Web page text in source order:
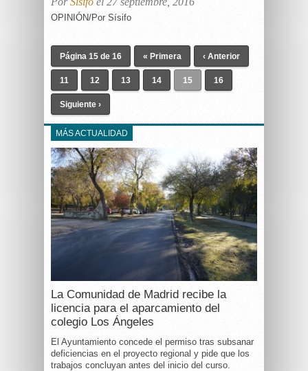
OPINIÓN/Por Sísifo
Página 15 de 16 « Primera ‹ Anterior
11 12 13 14 15 16
Siguiente ›
MÁS ACTUALIDAD
La Comunidad de Madrid recibe la
licencia para el aparcamiento del
colegio Los Ángeles
El Ayuntamiento concede el permiso tras subsanar
deficiencias en el proyecto regional y pide que los
trabajos concluyan antes del inicio del curso.